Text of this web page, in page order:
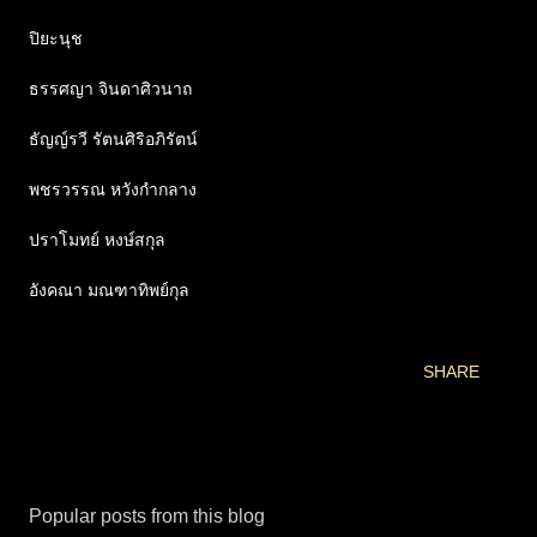
ปิยะนุช
ธรรศญา จินดาศิวนาถ
ธัญญ์รวี รัตนศิริอภิรัตน์
พชรวรรณ หวังกำกลาง
ปราโมทย์ หงษ์สกุล
อังคณา มณฑาทิพย์กุล
SHARE
Popular posts from this blog